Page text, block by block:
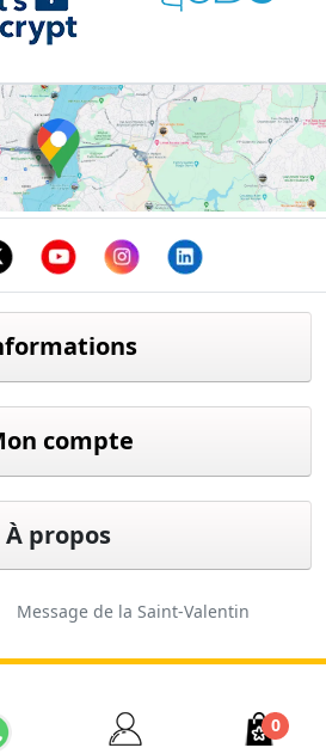
0
compte
À propos
Message de la Saint-Valentin
pas cher Ordre des fleurs